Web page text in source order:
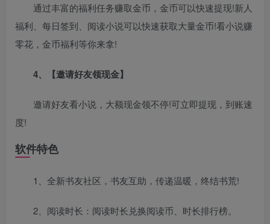
通过丰富的福利任务赚取金币，金币可以快速提现!新人
福利、每日签到、阅读小说可以快速获取大量金币!看小说赚
零花，金币福利等你来拿!
4、【邀请好友领现金】
邀请好友看小说，大额现金领不停!可立即提现，到账速
度!
软件特色
1、全新书友社区，书友互助，传递温暖，终结书荒!
2、阅读时长：阅读时长兑换阅读币、时长排行榜。